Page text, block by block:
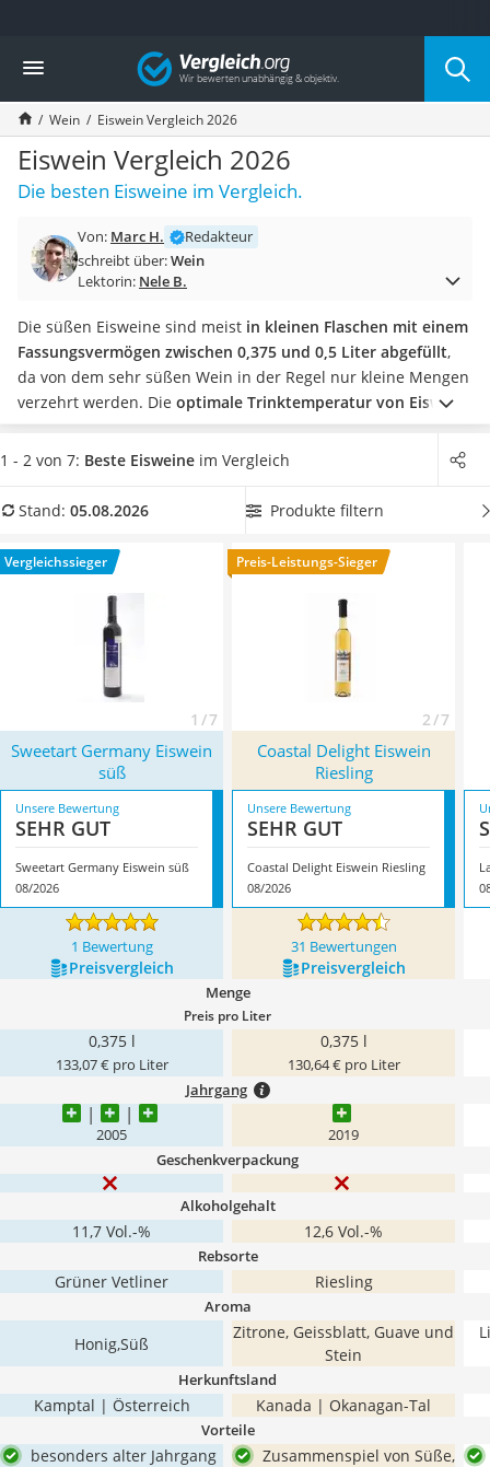
Die beliebtesten Vergleiche nach Kategorie
Lebensmittel
Schwarzkümmelöl
Knäckebrot
Schwarzkümmelöl-Kapseln
Manukahonig
Eiklar
Balsamico-Essig
Schwarzkümmelöl bio
Honig
Gemüsebrühe
Eiskaffee-Pulver
Irischer Whiskey
Grapefruitkernextrakt
Matcha-Set
MCT-Öl
Erythrit
Müsli ohne Zuckerzusatz
Vergleich
Wein Eiswein Vergleich 2026
Eiswein Vergleich 2026
Die besten Eisweine im Vergleich.
Von: Marc H.
Redakteur
schreibt über:Wein
Lektorin: Nele B.
Die süßen Eisweine sind meist in kleinen Flaschen mit einem
Fassungsvermögen zwischen 0,375 und 0,5 Liter abgefüllt,
da von dem sehr süßen Wein in der Regel nur kleine Mengen
verzehrt werden. Die optimale Trinktemperatur von Eiswein
liegt laut gängiger Eiswein-Tests im Internet übrigens bei 10
bis 12 °C.Suchen Sie sich jetzt einen Eiswein mit
diesen als schönes Präsent zu verschenken. Überzeugt hat
Germany Eiswein süß
mit seinen Eigenschaften.
1 - 2 von 7: Beste Eisweine im Vergleich
Stand: 05.08.2026 Produkte filtern
Vergleichssieger
1 / 7
Preis-Leistungs-Sieger
2 / 7
Sweetart Germany Eiswein
süß
Coastal Delight Eiswein
Riesling
Unsere Bewertung
SEHR GUT
Sweetart Germany Eiswein süß
08/2026
Unsere Bewertung
SEHR GUT
Coastal Delight Eiswein Riesling
08/2026
1 Bewertung 31 Bewertungen
Preis­vergleich Preis­vergleich
Menge
Preis pro Liter
0,375 l
133,07 € pro Liter
0,375 l
130,64 € pro Liter
Jahrgang
2005 2019
Geschenkverpackung
Alkoholgehalt
11,7 Vol.-% 12,6 Vol.-%
Rebsorte
Grüner Vetliner Riesling
Aroma
Honig,Süß
Zitrone, Geissblatt, Guave und
Stein
Herkunftsland
Kamptal | Österreich Kanada | Okanagan-Tal
Vorteile
besonders alter Jahrgang
Zusammenspiel von Süße,